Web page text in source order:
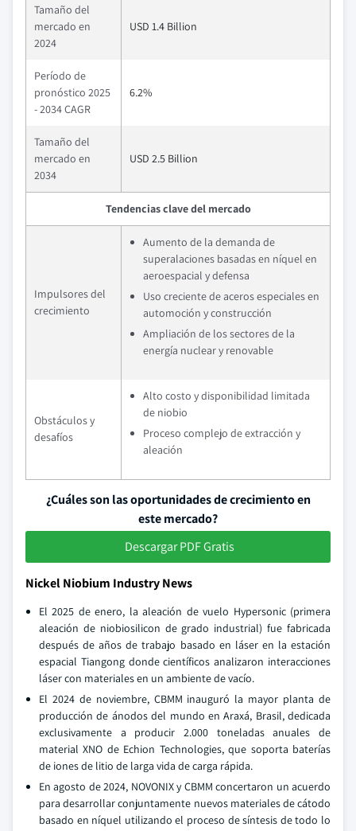
Tamaño del
mercado en
2024
USD 1.4 Billion
Período de
pronóstico 2025
- 2034 CAGR
6.2%
Tamaño del
mercado en
2034
USD 2.5 Billion
Tendencias clave del mercado
Impulsores del
crecimiento
Aumento de la demanda de
superalaciones basadas en níquel en
aeroespacial y defensa
Uso creciente de aceros especiales en
automoción y construcción
Ampliación de los sectores de la
energía nuclear y renovable
Obstáculos y
desafíos
Alto costo y disponibilidad limitada
de niobio
Proceso complejo de extracción y
aleación
¿Cuáles son las oportunidades de crecimiento en
este mercado?
Descargar PDF Gratis
Nickel Niobium Industry News
El 2025 de enero, la aleación de vuelo Hypersonic (primera
aleación de niobiosilicon de grado industrial) fue fabricada
después de años de trabajo basado en láser en la estación
espacial Tiangong donde científicos analizaron interacciones
láser con materiales en un ambiente de vacío.
El 2024 de noviembre, CBMM inauguró la mayor planta de
producción de ánodos del mundo en Araxá, Brasil, dedicada
exclusivamente a producir 2.000 toneladas anuales de
material XNO de Echion Technologies, que soporta baterías
de iones de litio de larga vida de carga rápida.
En agosto de 2024, NOVONIX y CBMM concertaron un acuerdo
para desarrollar conjuntamente nuevos materiales de cátodo
basado en níquel utilizando el proceso de síntesis de todo lo